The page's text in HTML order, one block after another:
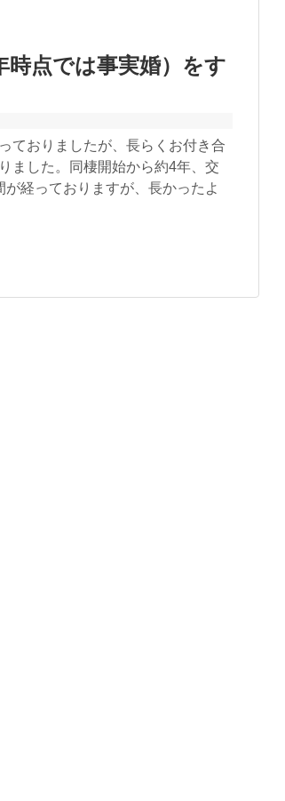
時点では事実婚）をす
ておりましたが、長らくお付き合
ました。同棲開始から約4年、交
経っておりますが、長かったよ